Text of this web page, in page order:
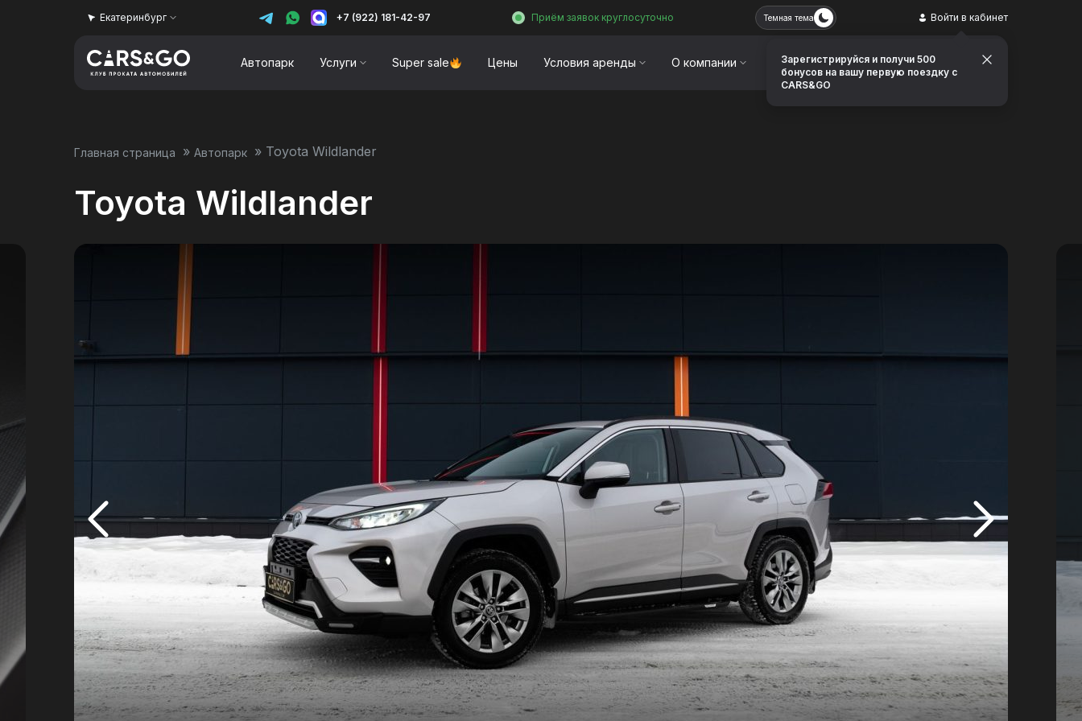
Автопарк Услуги Super sale Цены Условия аренды О компании Контакты Заказать звонок
Екатеринбург +7 (922) 181-42-97 Приём заявок круглосуточно Темная тема Войти в кабинет
Главная страница » Автопарк » Toyota Wildlander
Toyota Wildlander
Зарегистрируйся и получи 500
бонусов на вашу первую поездку с
CARS&GO